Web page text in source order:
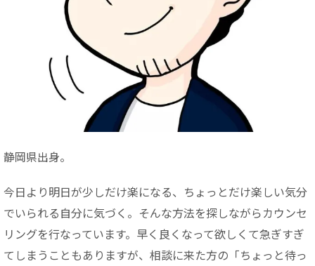
静岡県出身。
今日より明日が少しだけ楽になる、ちょっとだけ楽しい気分
でいられる自分に気づく。そんな方法を探しながらカウンセ
リングを行なっています。早く良くなって欲しくて急ぎすぎ
てしまうこともありますが、相談に来た方の「ちょっと待っ